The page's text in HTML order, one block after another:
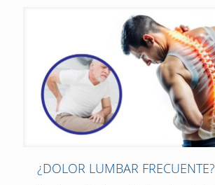
¿DOLOR LUMBAR FRECUENTE?